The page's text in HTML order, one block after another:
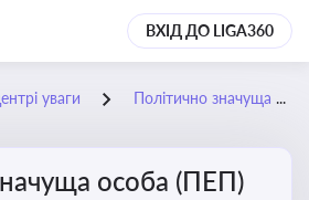
ВХІД ДО LIGA360
уваги Політично значуща особа (ПЕП)
особа (ПЕП)